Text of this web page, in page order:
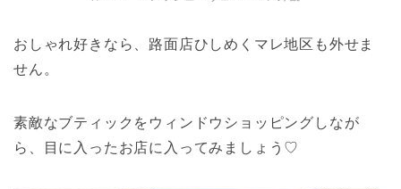
おしゃれ好きなら、路面店ひしめくマレ地区も外せま
せん。
素敵なブティックをウィンドウショッピングしなが
ら、目に入ったお店に入ってみましょう♡